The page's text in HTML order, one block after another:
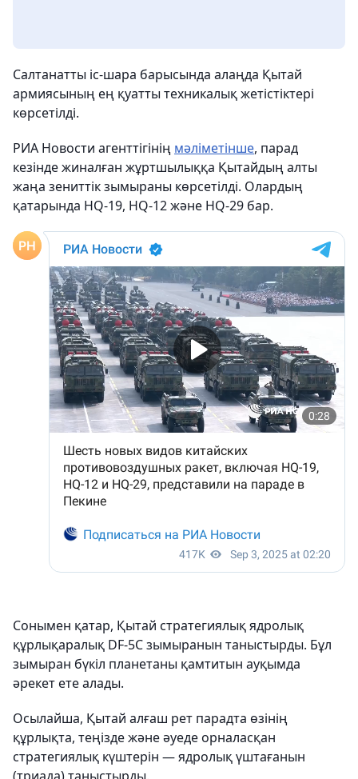
Салтанатты іс-шара барысында алаңда Қытай
армиясының ең қуатты техникалық жетістіктері
көрсетілді.
РИА Новости агенттігінің мәліметінше, парад
кезінде жиналған жұртшылыққа Қытайдың алты
жаңа зениттік зымыраны көрсетілді. Олардың
қатарында HQ-19, HQ-12 және HQ-29 бар.
Сонымен қатар, Қытай стратегиялық ядролық
құрлықаралық DF-5C зымыранын таныстырды. Бұл
зымыран бүкіл планетаны қамтитын ауқымда
әрекет ете алады.
Осылайша, Қытай алғаш рет парадта өзінің
құрлықта, теңізде және әуеде орналасқан
стратегиялық күштерін — ядролық үштағанын